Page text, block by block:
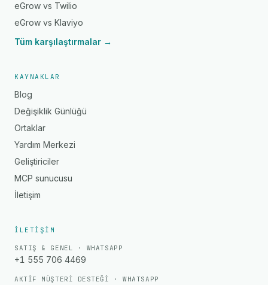
eGrow vs Twilio
eGrow vs Klaviyo
Tüm karşılaştırmalar →
KAYNAKLAR
Blog
Değişiklik Günlüğü
Ortaklar
Yardım Merkezi
Geliştiriciler
MCP sunucusu
İletişim
İLETIŞIM
SATIŞ & GENEL · WHATSAPP
+1 555 706 4469
AKTIF MÜŞTERI DESTEĞI · WHATSAPP